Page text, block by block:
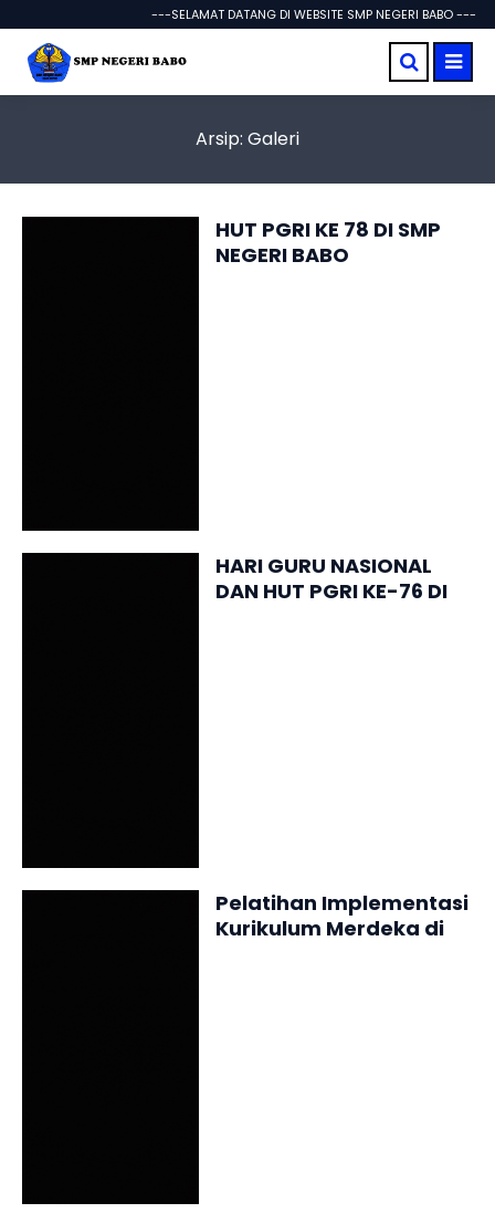
---SELAMAT DATANG DI WEBSITE SMP NEGERI BABO ---
Arsip: Galeri
HUT PGRI KE 78 DI SMP
NEGERI BABO
HARI GURU NASIONAL
DAN HUT PGRI KE-76 DI
Pelatihan Implementasi
Kurikulum Merdeka di